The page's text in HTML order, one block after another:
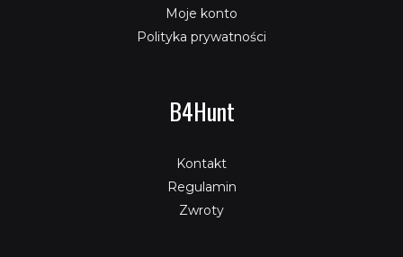
Moje konto
Polityka prywatności
B4Hunt
Kontakt
Regulamin
Zwroty